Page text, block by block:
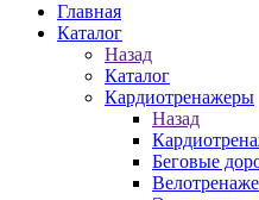
Главная
Каталог
Назад
Каталог
Кардиотренажеры
Назад
Беговые